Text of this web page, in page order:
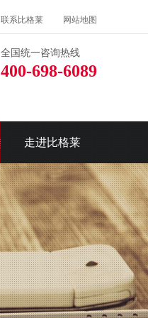
联系比格莱 网站地图
全国统一咨询热线
400-698-6089
走进比格莱